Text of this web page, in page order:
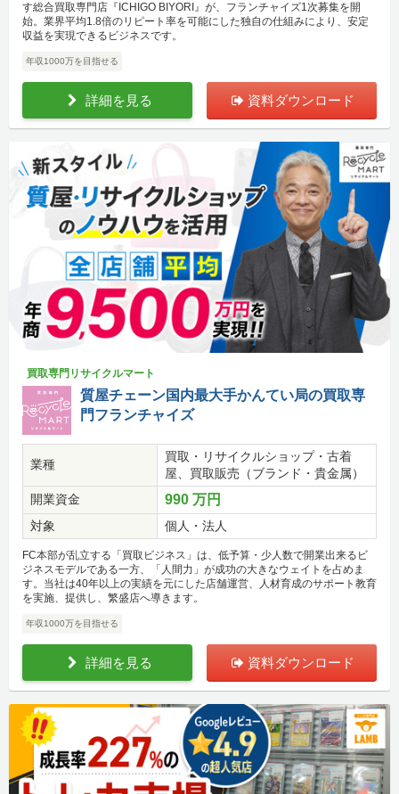
す総合買取専門店『ICHIGO BIYORI』が、フランチャイズ1次募集を開
始。業界平均1.8倍のリピート率を可能にした独自の仕組みにより、安定
収益を実現できるビジネスです。
年収1000万を目指せる
詳細を見る 資料ダウンロード
買取専門リサイクルマート
質屋チェーン国内最大手かんてい局の買取専
門フランチャイズ
業種
買取・リサイクルショップ・古着
屋、買取販売（ブランド・貴金属）
開業資金
990 万円
対象 個人・法人
FC本部が乱立する「買取ビジネス」は、低予算・少人数で開業出来るビ
ジネスモデルである一方、「人間力」が成功の大きなウェイトを占めま
す。当社は40年以上の実績を元にした店舗運営、人材育成のサポート教育
を実施、提供し、繁盛店へ導きます。
年収1000万を目指せる
詳細を見る 資料ダウンロード